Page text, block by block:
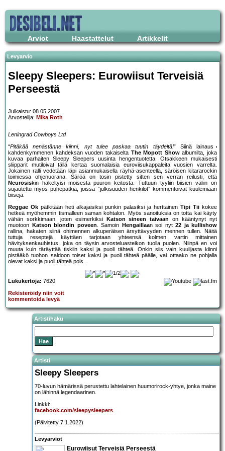
Arviot Haastattelut Artikkelit
Levyarvio
Sleepy Sleepers: Eurowiisut Terveisiä
Perseestä
Julkaistu: 08.05.2007
Arvostelija: Mika Roth
Leningrad Cowboys Ltd
“Pitäkää nenästänne kiinni, nyt tulee paskaa tuutin täydeltä!” Siinä lainaus
kahdenkymmenen kahdeksan vuoden takaiselta The Mopott Showalbumilta, joka
kuvaa parhaiten Sleepy Sleepers uusinta hengentuotetta. Otsakkeen mukaisesti
sliipparit mutiloivat tällä kertaa suomalaisia euroviisukappaleita vuosien varrelta.
Jokainen ralli vedetään läpi asianmukaisella räyhä-asenteella, säröisen kitararockin
toimiessa ohjenuorana. Säröä on tosin pistetty sitten sen verran reilusti, että
Neurosiskin häkeltyisi moisesta puuron keitosta. Tuttuun tyyliin biisien väliin on
sujautettu myös puhepätkiä, joissa ”julkisuuden henkilöt” kommentoivat kuulemiaan
biisejä.
Reggae Ok pätkitään heti alkajaisiksi punkin palasiksi ja herttainen Tipi Tii kokee
hetkeä myöhemmin tismalleen saman kohtalon. Myös sanoituksia on totta kai käyty
vähän sorkkimaan, joten esimerkiksi
Katson sineen taivaan
on kääntynyt nyt
muotoon
Katson blondin poveen. Samoin Hengaillaan soi nyt 22 ja kullishow
rallina, hakaten siinä ohimennen alkuperäisen ärsyttävyyden mennen tullen. Näitä
tuttuja reseptejä käyttäen tarjotaan yhteensä kolmen vartin mittainen
hävityksenkauhistus, joka on täysin arvosteluasteikon tuolla puolen. Niinpä en voi
muuta kuin täräyttää tiskiin kaksi ja puoli tähteä. Onkin siis vain kuulijasta kiinni
pistääkö tuohon saldoon toiset kaksi ja puoli tähteä päälle, vai ottaako ne pohjalla
olevat kaksi ja puoli tähteä pois...
Lukukertoja: 7620
Rekisteröidy niin voit
kommentoida levyä
Artistihaku
Artisti
Sleepy Sleepers
70-luvun hämärissä perustettu lahtelainen huumorirock-yhtye, jonka maine
on lähinnä legendaarinen.
Linkki:
facebook.com/sleepysleepers
(Päivitetty 7.1.2022)
Levyarviot
Eurowiisut Terveisiä Perseestä